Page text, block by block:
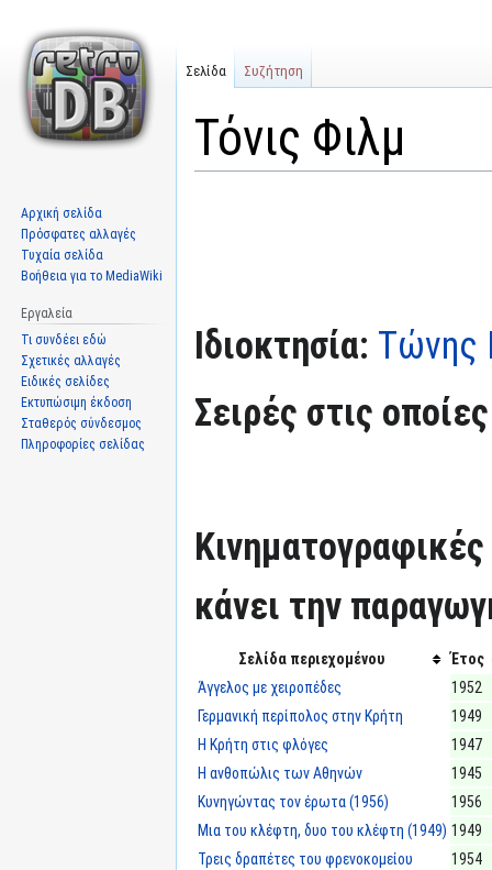
Τόνις Φιλμ
Ιδιοκτησία: Τώνης
Σειρές στις
Κινηματογραφικές
κάνει την
Σελίδα περιεχομένου
Έτος
Άγγελος με χειροπέδες
1952
Γερμανική περίπολος στην Κρήτη
1949
Η Κρήτη στις φλόγες
1947
Η ανθοπώλις των Αθηνών
1945
Κυνηγώντας τον έρωτα (1956)
1956
Μια του κλέφτη, δυο του κλέφτη (1949) 1949
Τρεις δραπέτες του φρενοκομείου
1954
Σελίδα Συζήτηση
Αρχική σελίδα
Πρόσφατες αλλαγές
Τυχαία σελίδα
Βοήθεια για το MediaWiki
Εργαλεία
Τι συνδέει εδώ
Σχετικές αλλαγές
Ειδικές σελίδες
Εκτυπώσιμη έκδοση
Σταθερός σύνδεσμος
Πληροφορίες σελίδας